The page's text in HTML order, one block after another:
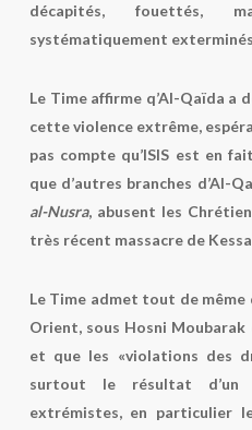
décapités, fouettés,
systématiquement exterminés
Le Time affirme q’Al-Qaïda a
cette violence extrême,
pas compte qu’ISIS est en
que d’autres branches d’Al-
al-Nusra, abusent les
très récent massacre de
Le Time admet tout de
Orient, sous Hosni
et que les «violations des
surtout le résultat
extrémistes, en particulier